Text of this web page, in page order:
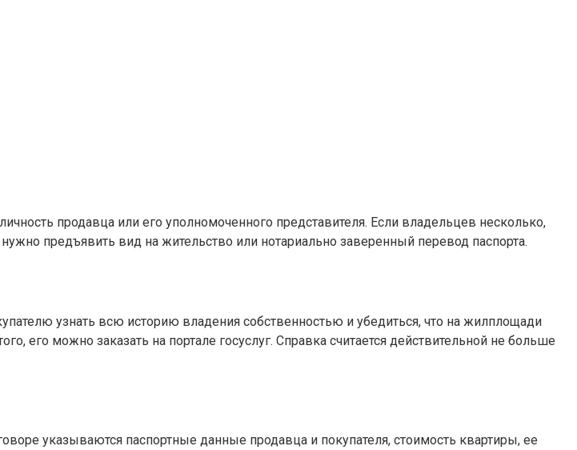
продавца или его уполномоченного представителя. Если владельцев несколько,
предъявить вид на жительство или нотариально заверенный перевод паспорта.
узнать всю историю владения собственностью и убедиться, что на жилплощади
его можно заказать на портале госуслуг. Справка считается действительной не больше
указываются паспортные данные продавца и покупателя, стоимость квартиры, ее